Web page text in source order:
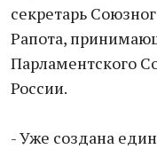
секретарь
Рапота,
Парламентского
России.
- Уже создана